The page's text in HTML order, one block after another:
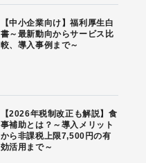
【中小企業向け】福利厚生白
書～最新動向からサービス比
較、導入事例まで～
【2026年税制改正も解説】食
事補助とは？～導入メリット
から非課税上限7,500円の有
効活用まで～